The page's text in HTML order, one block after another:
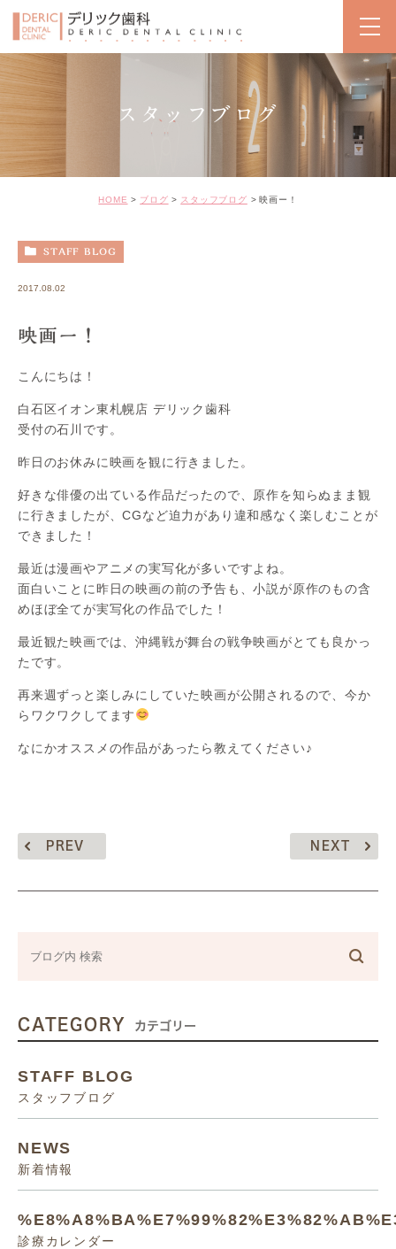
スタッフブログ
HOME ブログ スタッフブログ 映画ー！
STAFF BLOG
2017.08.02
映画ー！
こんにちは！
白石区イオン東札幌店 デリック歯科
受付の石川です。
昨日のお休みに映画を観に行きました。
好きな俳優の出ている作品だったので、原作を知らぬまま観
に行きましたが、CGなど迫力があり違和感なく楽しむことが
できました！
最近は漫画やアニメの実写化が多いですよね。
面白いことに昨日の映画の前の予告も、小説が原作のもの含
めほぼ全てが実写化の作品でした！
最近観た映画では、沖縄戦が舞台の戦争映画がとても良かっ
たです。
再来週ずっと楽しみにしていた映画が公開されるので、今か
らワクワクしてます
なにかオススメの作品があったら教えてください♪
PREV NEXT
CATEGORY カテゴリー
STAFF BLOG
スタッフブログ
NEWS
新着情報
診療カレンダー